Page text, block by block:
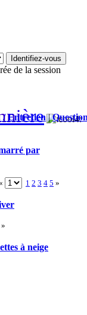
de la session
nière
/ Entretien|
par
1 2 3 4 5 »
»
à neige